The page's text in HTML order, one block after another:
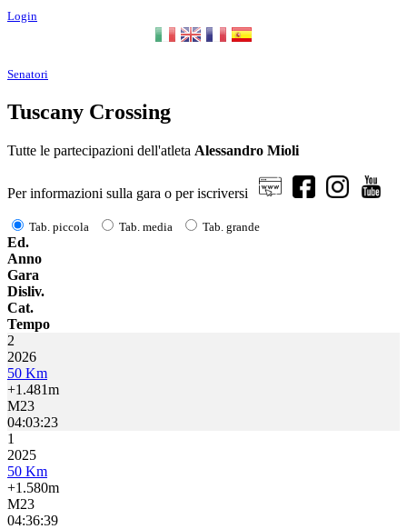
Login
Senatori
Tuscany Crossing
Tutte le partecipazioni dell'atleta Alessandro Mioli
Per informazioni sulla gara o per iscriversi
Tab. piccola Tab. media Tab. grande
Ed.
Anno
Gara
Disliv.
Cat.
Tempo
2
2026
50 Km
+1.481m
M23
04:03:23
1
2025
50 Km
+1.580m
M23
04:36:39